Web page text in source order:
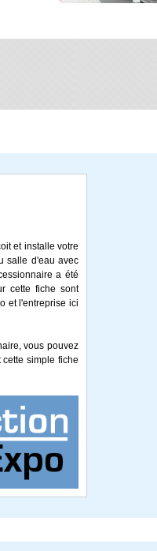
et installe votre
salle d'eau avec
a été
cette fiche sont
et l'entreprise ici
vous pouvez
simple fiche